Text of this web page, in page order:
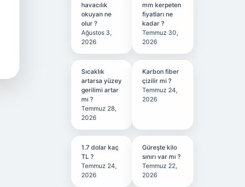
havacılık
okuyan ne
olur ?
Ağustos 3,
2026
mm kerpeten
fiyatları ne
kadar ?
Temmuz 30,
2026
Sıcaklık
artarsa yüzey
gerilimi artar
mı ?
Temmuz 28,
2026
Karbon fiber
çizilir mi ?
Temmuz 24,
2026
1.7 dolar kaç
TL ?
Temmuz 24,
2026
Güreşte kilo
sınırı var mı ?
Temmuz 22,
2026